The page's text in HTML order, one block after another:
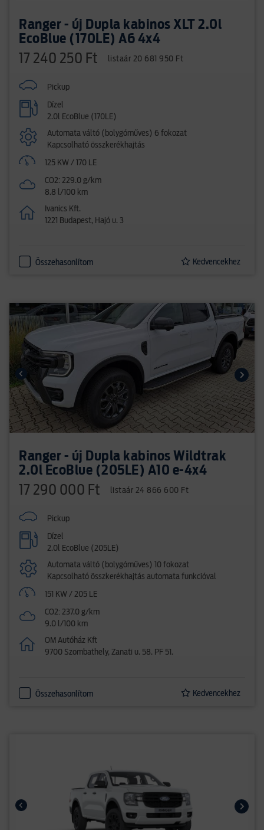
Ranger - új Dupla kabinos XLT 2.0l
EcoBlue (170LE) A6 4x4
17 240 250 Ft listaár 20 681 950 Ft
Pickup
Dízel
2.0l EcoBlue (170LE)
Automata váltó (bolygóműves) 6 fokozat
Kapcsolható összkerékhajtás
125 KW / 170 LE
CO2: 229.0 g/km
8.8 l/100 km
Ivanics Kft.
1221 Budapest, Hajó u. 3
Összehasonlítom Kedvencekhez
Ranger - új Dupla kabinos Wildtrak
2.0l EcoBlue (205LE) A10 e-4x4
17 290 000 Ft listaár 24 866 600 Ft
Pickup
Dízel
2.0l EcoBlue (205LE)
Automata váltó (bolygóműves) 10 fokozat
Kapcsolható összkerékhajtás automata funkcióval
151 KW / 205 LE
CO2: 237.0 g/km
9.0 l/100 km
OM Autóház Kft
9700 Szombathely, Zanati u. 58. PF 51.
Összehasonlítom Kedvencekhez